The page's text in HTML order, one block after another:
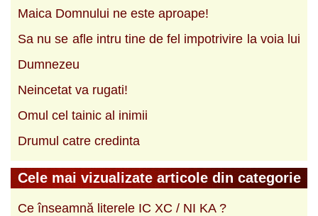
Maica Domnului ne este aproape!
Sa nu se afle intru tine de fel impotrivire la voia lui
Dumnezeu
Neincetat va rugati!
Omul cel tainic al inimii
Drumul catre credinta
Cele mai vizualizate articole din categorie
Ce înseamnă literele IC XC / NI KA ?